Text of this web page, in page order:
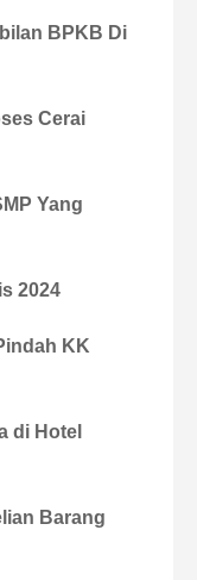
BPKB Di
Cerai
Yang
2024
KK
di Hotel
Barang